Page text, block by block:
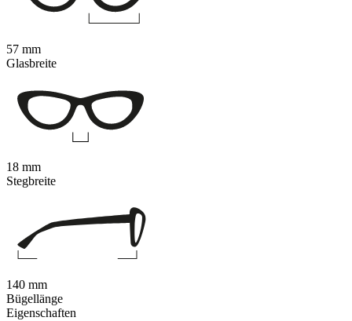
Eigenschaften
57 mm
Glasbreite
18 mm
Stegbreite
140 mm
Bügellänge